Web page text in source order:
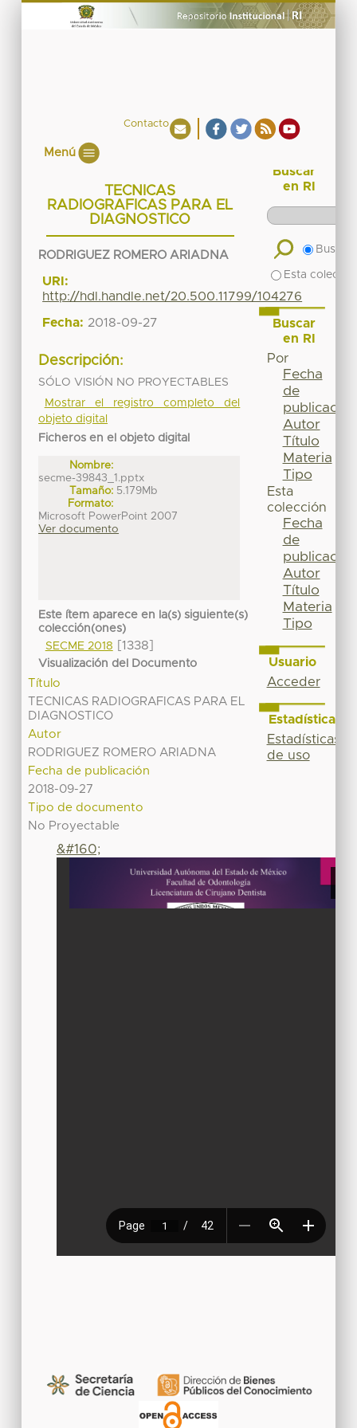
Contacto
Menú
TECNICAS
RADIOGRAFICAS PARA EL
DIAGNOSTICO
RODRIGUEZ ROMERO ARIADNA
URI:
http://hdl.handle.net/20.500.11799/104276
Fecha: 2018-09-27
Descripción:
SÓLO VISIÓN NO PROYECTABLES
Mostrar el registro completo del
objeto digital
Ficheros en el objeto digital
Nombre:
secme-39843_1.pptx
Tamaño: 5.179Mb
Formato:
Microsoft PowerPoint 2007
Ver documento
Este ítem aparece en la(s) siguiente(s)
colección(ones)
SECME 2018
[1338]
Visualización del Documento
Título
TECNICAS RADIOGRAFICAS PARA EL
DIAGNOSTICO
Autor
RODRIGUEZ ROMERO ARIADNA
Fecha de publicación
2018-09-27
Tipo de documento
No Proyectable
&#160;
Buscar
en RI
Buscar
Esta
Buscar
en RI
Por
Fecha
de
publicación
Autor
Título
Materia
Tipo
Esta
colección
Fecha
de
publicación
Autor
Título
Materia
Tipo
Usuario
Acceder
Estadísticas
Estadísticas
de uso